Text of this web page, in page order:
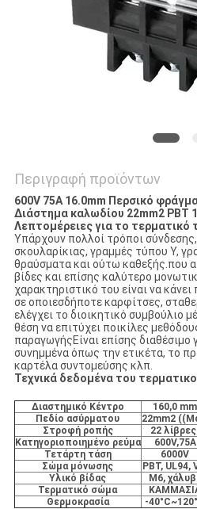
Περιγραφή προϊόντων
600V 75A 16.0mm Περσικό
Διάστημα καλωδίου 22mm2 PBT
Λεπτομέρειες για το τερματικό
Υπάρχουν πολλοί τρόποι
σκουλαρίκιας, γραμμές τύπου Y,
θραύσματα και ούτω καθεξής.που
βίδες και επίσης καλύτερο
χαρακτηριστικό του είναι να
σε οποιεσδήποτε καρφίτσες,
ελέγχει το διοικητικό συμβούλιο
θέση να επιτύχει ποικίλες
παραγωγήςΕίναι επίσης
συνημμένα όπως την ετικέτα, το
καρτέλα συντομεύσης κλπ.
Τεχνικά δεδομένα του
Διαστημικό Κέντρο
160,0 mm
Πεδίο ασύρματου
22mm2
Στροφή ροπής
22
Κατηγοριοποιημένο ρεύμα
600V,75A
Τετάρτη τάση
6000V
Σώμα μόνωσης
PBT, UL94,
Υλικό βίδας
M6,
Τερματικό σώμα
Θερμοκρασία
-